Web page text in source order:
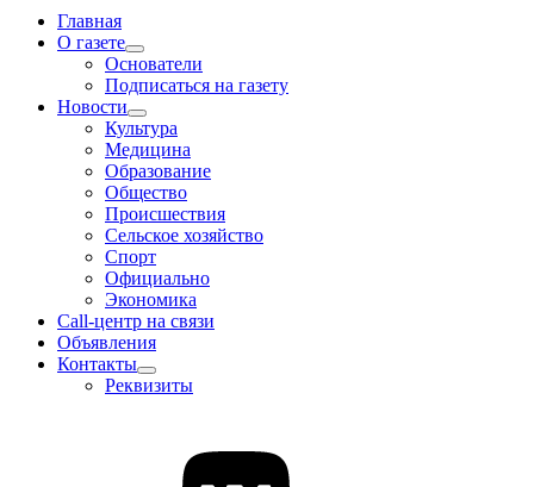
Главная
О газете
Основатели
Подписаться на газету
Новости
Культура
Медицина
Образование
Общество
Происшествия
Сельское хозяйство
Спорт
Официально
Экономика
Call-центр на связи
Объявления
Контакты
Реквизиты